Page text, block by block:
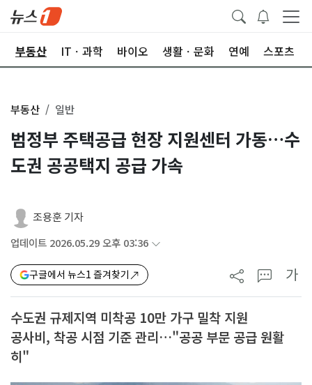
부동산 ITㆍ과학 바이오 생활ㆍ문화 연예 스포츠
부동산 일반
범정부 주택공급 현장 지원센터 가동…수
도권 공공택지 공급 가속
조용훈 기자
업데이트 2026.05.29 오후 03:36
구글에서 뉴스1 즐겨찾기 가
수도권 규제지역 미착공 10만 가구 밀착 지원
공사비, 착공 시점 기준 관리…"공공 부문 공급 원활
히"